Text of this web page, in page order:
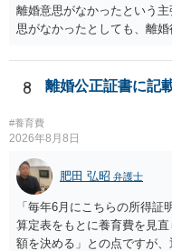
離婚意思がなかったという
思がなかったとしても、離
士と離婚無効の話を進めて
のがそもそも本当かどうか
暴くことができるでしょう
るとかはしない」というのは
で、むしろそれを武器とし
や裁判所からの調停期日通
こちらも弁護士へ依頼して
の対応は精神的に疲弊する
8 離婚公正証書に記
#養育費
2026年8月8日
肥田 弘昭 弁護士
「毎年6月にこちらの所得
算定表をもとに養育費を見
額を決める」との点ですが